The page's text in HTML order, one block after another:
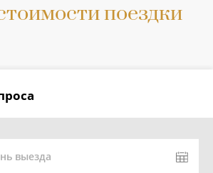
поездки
выезда